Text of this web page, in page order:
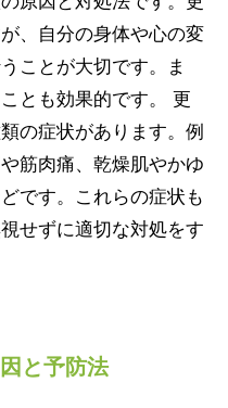
、自分の身体や心の変
ことが大切です。ま
とも効果的です。 更
の症状があります。例
筋肉痛、乾燥肌やかゆ
です。これらの症状も
せずに適切な対処をす
と予防法